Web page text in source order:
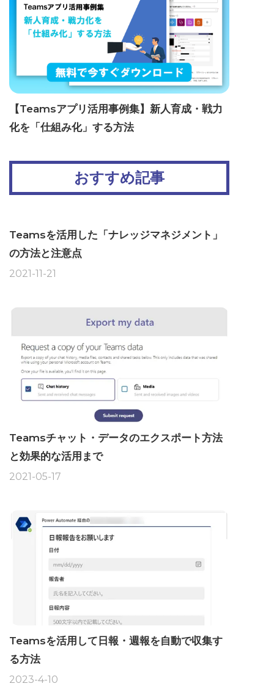
【Teamsアプリ活用事例集】新人育成・戦力
化を「仕組み化」する方法
おすすめ記事
Teamsを活用した「ナレッジマネジメント」
の方法と注意点
2021-11-21
Teamsチャット・データのエクスポート方法
と効果的な活用まで
2021-05-17
Teamsを活用して日報・週報を自動で収集す
る方法
2023-4-10